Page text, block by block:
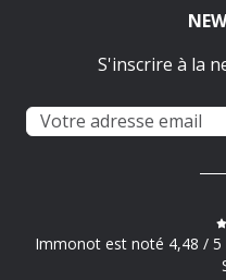
S'inscrire à la
Immonot est noté 4,48 / 5